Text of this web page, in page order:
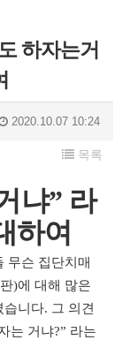
하자는거
2020.10.07 10:24
목록
냐” 라
하여
무슨 집단치매
)에 대해 많은
습니다. 그 의견
는 거냐?” 라는